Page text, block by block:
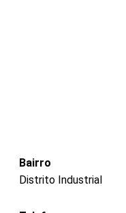
Bairro
Distrito Industrial